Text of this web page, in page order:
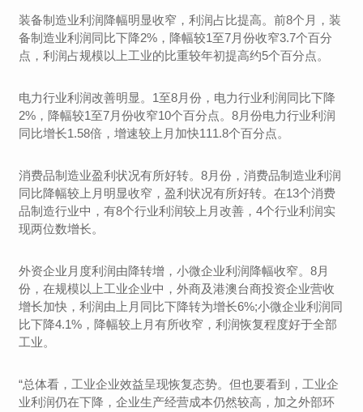
装备制造业利润降幅明显收窄，利润占比提高。前8个月，装
备制造业利润同比下降2%，降幅较1至7月份收窄3.7个百分
点，利润占规模以上工业的比重较年初提高约5个百分点。
电力行业利润改善明显。1至8月份，电力行业利润同比下降
2%，降幅较1至7月份收窄10个百分点。8月份电力行业利润
同比增长1.58倍，增速较上月加快111.8个百分点。
消费品制造业盈利状况有所好转。8月份，消费品制造业利润
同比降幅较上月明显收窄，盈利状况有所好转。在13个消费
品制造行业中，有8个行业利润较上月改善，4个行业利润实
现两位数增长。
外资企业月度利润由降转增，小微企业利润降幅收窄。8月
份，在规模以上工业企业中，外商及港澳台商投资企业营收
增长加快，利润由上月同比下降转为增长6%;小微企业利润同
比下降4.1%，降幅较上月有所收窄，利润恢复程度好于全部
工业。
“总体看，工业企业效益呈现恢复态势。但也要看到，工业企
业利润仍在下降，企业生产经营成本仍然较高，加之外部环